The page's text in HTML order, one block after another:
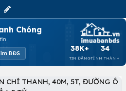
Chóng
BĐS
38K+
TIN ĐĂNG
34
TỈNH THÀNH